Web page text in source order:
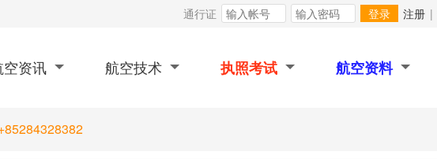
通行证 登录 注册 |
空资讯 航空技术 执照考试 航空资料